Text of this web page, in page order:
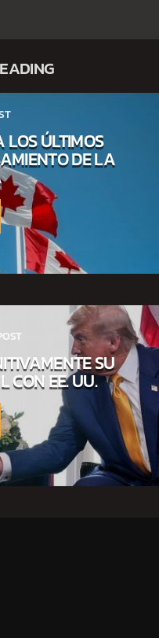
ÚLTIMOS
DE LA
SU
CON EE. UU.